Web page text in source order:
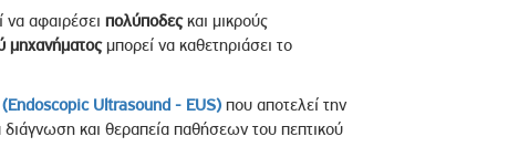
αφαιρέσει πολύποδεςκαι μικρούς
μηχανήματοςμπορεί να καθετηριάσει το
Ultrasound- EUS)που αποτελεί την
και θεραπεία παθήσεων του πεπτικού